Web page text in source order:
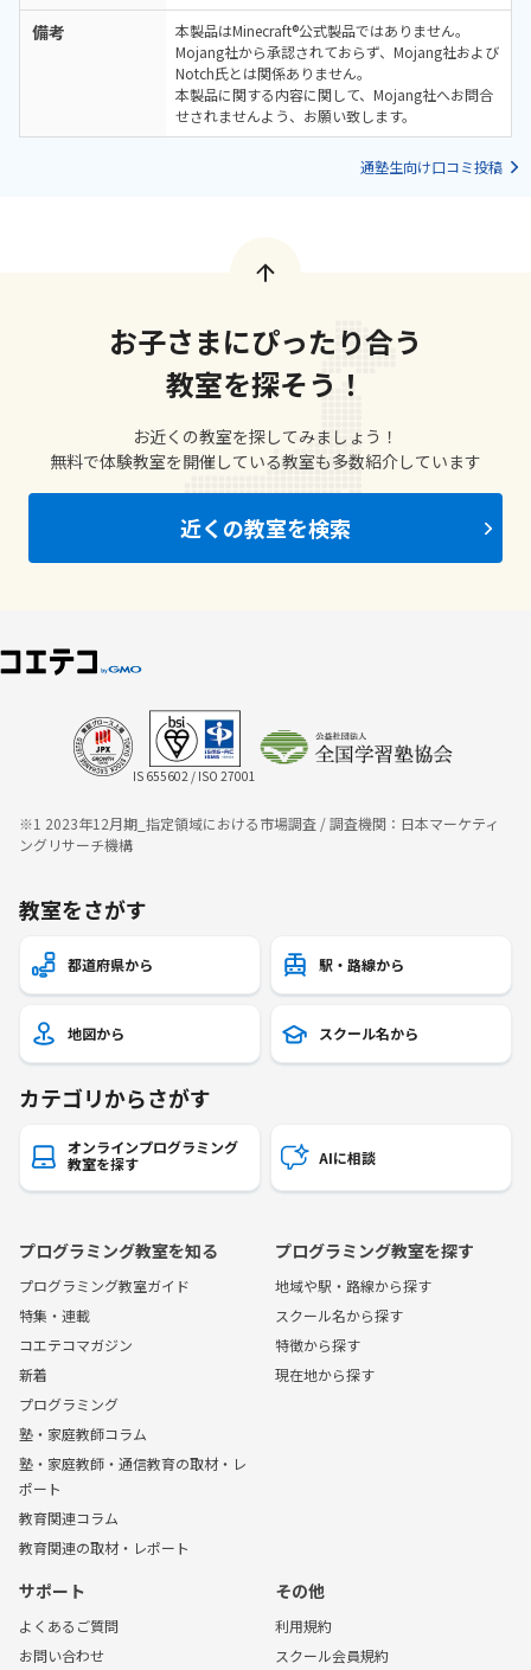
備考
本製品はMinecraft®公式製品ではありません。
Mojang社から承認されておらず、Mojang社および
Notch氏とは関係ありません。
本製品に関する内容に関して、Mojang社へお問合
せされませんよう、お願い致します。
通塾生向け口コミ投稿
お子さまにぴったり合う
教室を探そう！
お近くの教室を探してみましょう！
無料で体験教室を開催している教室も多数紹介しています
近くの教室を検索
IS 655602 / ISO 27001
※1 2023年12月期_指定領域における市場調査 / 調査機関：日本マーケティ
ングリサーチ機構
教室をさがす
都道府県から 駅・路線から
地図から スクール名から
カテゴリからさがす
オンラインプログラミング
教室を探す
AIに相談
プログラミング教室を知る
プログラミング教室ガイド
特集・連載
コエテコマガジン
新着
プログラミング
塾・家庭教師コラム
塾・家庭教師・通信教育の取材・レ
ポート
教育関連コラム
教育関連の取材・レポート
プログラミング教室を探す
地域や駅・路線から探す
スクール名から探す
特徴から探す
現在地から探す
サポート
よくあるご質問
お問い合わせ
その他
利用規約
スクール会員規約